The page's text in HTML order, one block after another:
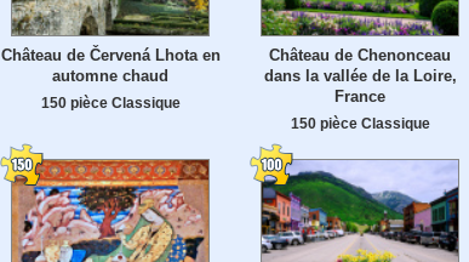
Château de Červená Lhota en
automne chaud
150 pièce Classique
Château de Chenonceau
dans la vallée de la Loire,
France
150 pièce Classique